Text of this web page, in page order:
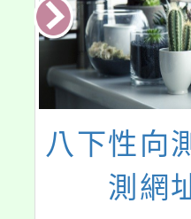
轉知桃園
113學年